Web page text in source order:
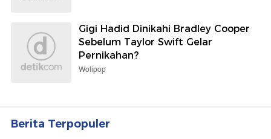
Gigi Hadid Dinikahi Bradley Cooper
Sebelum Taylor Swift Gelar
Pernikahan?
Wolipop
Berita Terpopuler